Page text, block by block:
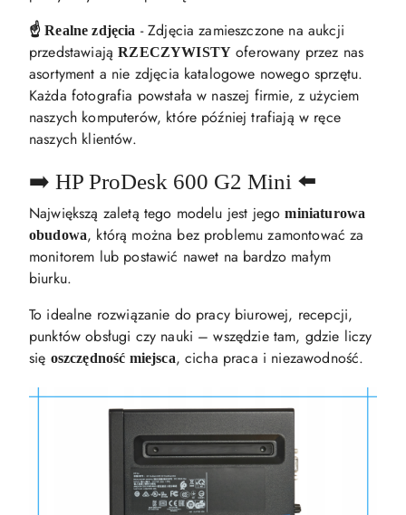
☝️ Realne zdjęcia - Zdjęcia zamieszczone na aukcji
przedstawiająRZECZYWISTY oferowany przez nas
asortyment a nie zdjęcia katalogowe nowego sprzętu.
Każda fotografia powstała w naszej firmie, z użyciem
naszych komputerów, które później trafiają w ręce
naszych klientów.
➡️ HP ProDesk 600 G2 Mini ⬅️
Największą zaletą tego modelu jest jegominiaturowa
obudowa, którą można bez problemu zamontować za
monitorem lub postawić nawet na bardzo małym
biurku.
To idealne rozwiązanie do pracy biurowej, recepcji,
punktów obsługi czy nauki – wszędzie tam, gdzie liczy
się oszczędność miejsca, cicha praca i niezawodność.